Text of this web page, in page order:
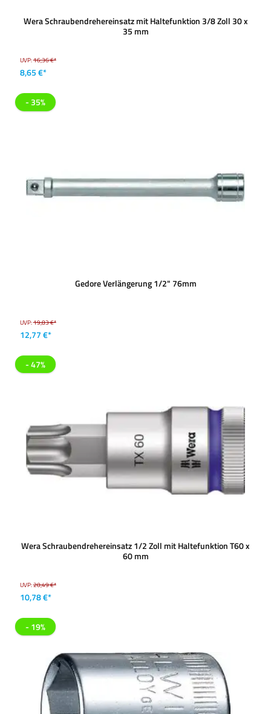
Wera Schraubendrehereinsatz mit Haltefunktion 3/8 Zoll 30 x
35 mm
UVP:16,36 €*
8,65 €*
- 35%
Gedore Verlängerung 1/2" 76mm
UVP:19,83 €*
12,77 €*
- 47%
Wera Schraubendrehereinsatz 1/2 Zoll mit Haltefunktion T60 x
60 mm
UVP:20,49 €*
10,78 €*
- 19%